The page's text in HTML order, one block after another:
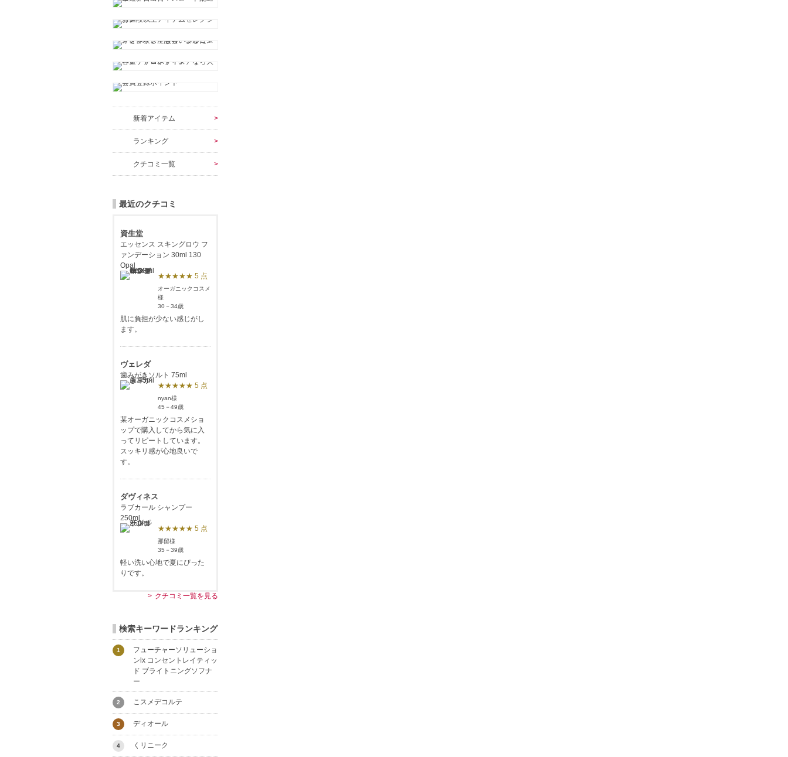
新着アイテム
ランキング
クチコミ一覧
最近のクチコミ
資生堂
エッセンス スキングロウ フ
ァンデーション 30ml 130
Opal
★★★★★ 5 点
オーガニックコスメ
様
30－34歳
肌に負担が少ない感じがし
ます。
ヴェレダ
歯みがきソルト 75ml
★★★★★ 5 点
nyan様
45－49歳
某オーガニックコスメショ
ップで購入してから気に入
ってリピートしています。
スッキリ感が心地良いで
す。
ダヴィネス
ラブカール シャンプー
250ml
★★★★★ 5 点
那留様
35－39歳
軽い洗い心地で夏にぴった
りです。
クチコミ一覧を見る
検索キーワードランキング
1
フューチャーソリューショ
ンlx コンセントレイティッ
ド ブライトニングソフナ
ー
2 こスメデコルテ
3 ディオール
4 くリニーク